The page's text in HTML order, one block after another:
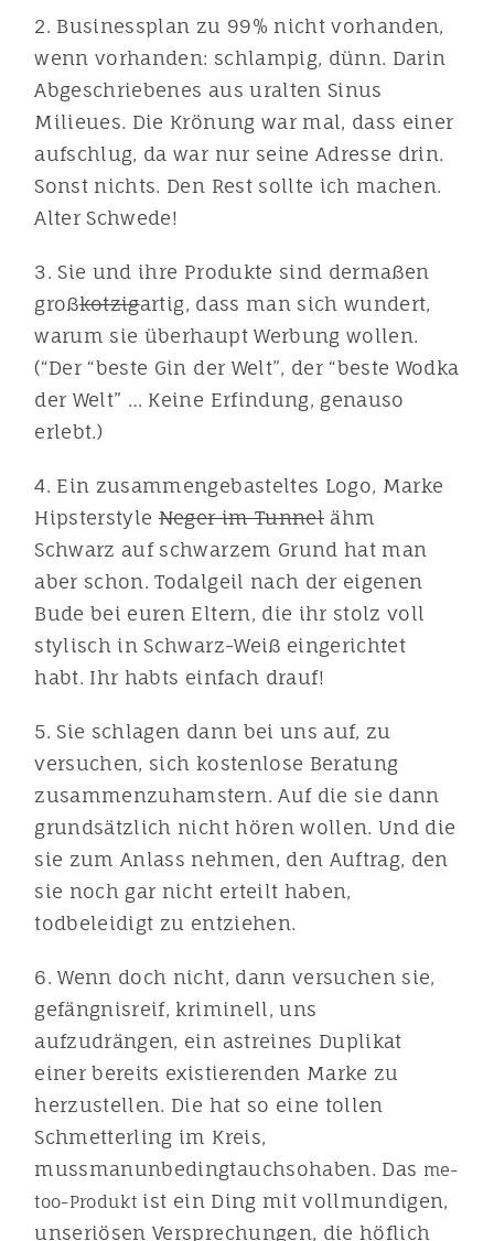
2. Businessplan zu 99% nicht vorhanden,
wenn vorhanden: schlampig, dünn. Darin
Abgeschriebenes aus uralten Sinus
Milieues. Die Krönung war mal, dass einer
aufschlug, da war nur seine Adresse drin.
Sonst nichts. Den Rest sollte ich machen.
Alter Schwede!
3. Sie und ihre Produkte sind dermaßen
großkotzigartig, dass man sich wundert,
warum sie überhaupt Werbung wollen.
(“Der “beste Gin der Welt”, der “beste Wodka
der Welt” … Keine Erfindung, genauso
erlebt.)
4. Ein zusammengebasteltes Logo, Marke
HipsterstyleNeger im Tunnelähm
Schwarz auf schwarzem Grund hat man
aber schon. Todalgeil nach der eigenen
Bude bei euren Eltern, die ihr stolz voll
stylisch in Schwarz-Weiß eingerichtet
habt. Ihr habts einfach drauf!
5. Sie schlagen dann bei uns auf, zu
versuchen, sich kostenlose Beratung
zusammenzuhamstern. Auf die sie dann
grundsätzlich nicht hören wollen. Und die
sie zum Anlass nehmen, den Auftrag, den
sie noch gar nicht erteilt haben,
todbeleidigt zu entziehen.
6. Wenn doch nicht, dann versuchen sie,
gefängnisreif, kriminell, uns
aufzudrängen, ein astreines Duplikat
einer bereits existierenden Marke zu
herzustellen. Die hat so eine tollen
Schmetterling im Kreis,
mussmanunbedingtauchsohaben. Das me-
too-Produkt ist ein Ding mit vollmundigen,
unseriösen Versprechungen, die höflich